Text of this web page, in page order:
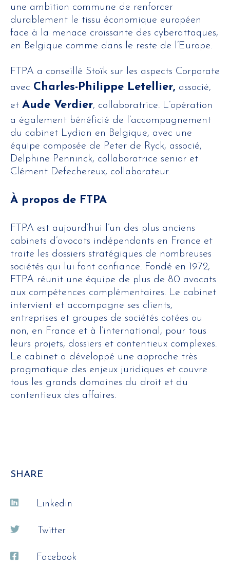
SHARE
Linkedin
Twitter
Facebook
une ambition commune de renforcer
durablement le tissu économique européen
face à la menace croissante des cyberattaques,
en Belgique comme dans le reste de l’Europe.
FTPA a conseillé Stoïk sur les aspects Corporate
avec Charles-Philippe Letellier, associé,
et Aude Verdier, collaboratrice. L’opération
a également bénéficié de l’accompagnement
du cabinet Lydian en Belgique, avec une
équipe composée de Peter de Ryck, associé,
Delphine Penninck, collaboratrice senior et
Clément Defechereux, collaborateur.
À propos de FTPA
FTPA est aujourd’hui l’un des plus anciens
cabinets d’avocats indépendants en France et
traite les dossiers stratégiques de nombreuses
sociétés qui lui font confiance. Fondé en 1972,
FTPA réunit une équipe de plus de 80 avocats
aux compétences complémentaires. Le cabinet
intervient et accompagne ses clients,
entreprises et groupes de sociétés cotées ou
non, en France et à l’international, pour tous
leurs projets, dossiers et contentieux complexes.
Le cabinet a développé une approche très
pragmatique des enjeux juridiques et couvre
tous les grands domaines du droit et du
contentieux des affaires.